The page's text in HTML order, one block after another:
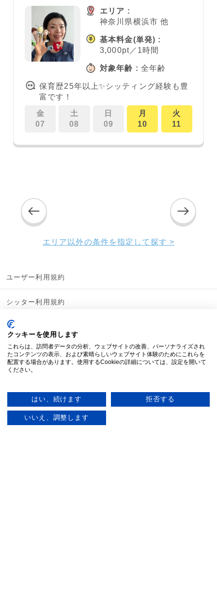
エリア :
神奈川県横浜市 他
基本料金(単発) :
3,000pt／1時間
対象年齢 : 全年齢
保育歴25年以上✨シッティング経験も豊
富です！
金
07
土
08
日
09
月
10
火
11
エリア以外の条件を指定して探す >
単発
ユーザー利用規約
シッター利用規約
シッター契約約款
プライバシーポリシー
ガイドライン遵守状況
運営会社情報
クッキーを使用します
これらは、訪問者データの分析、ウェブサイトの改善、パーソナライズされ
たコンテンツの表示、および素晴らしいウェブサイト体験のためにこれらを
配置する場合があります。使用するCookieの詳細については、設定を開いて
ください。
はい、続けます 拒否する
いいえ、調整します